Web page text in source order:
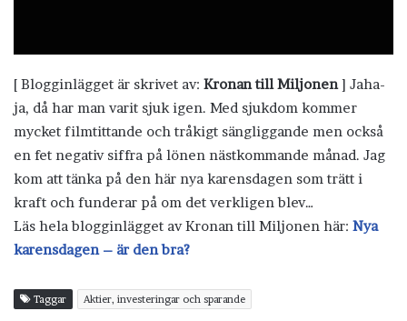
[ Blogginlägget är skrivet av: Kronan till Miljonen] Jaha-
ja, då har man varit sjuk igen. Med sjukdom kommer
mycket filmtittande och tråkigt sängliggande men också
en fet negativ siffra på lönen nästkommande månad. Jag
kom att tänka på den här nya karensdagen som trätt i
kraft och funderar på om det verkligen blev…
Läs hela blogginlägget av Kronan till Miljonen här: Nya
karensdagen – är den bra?
Taggar Aktier, investeringar och sparande